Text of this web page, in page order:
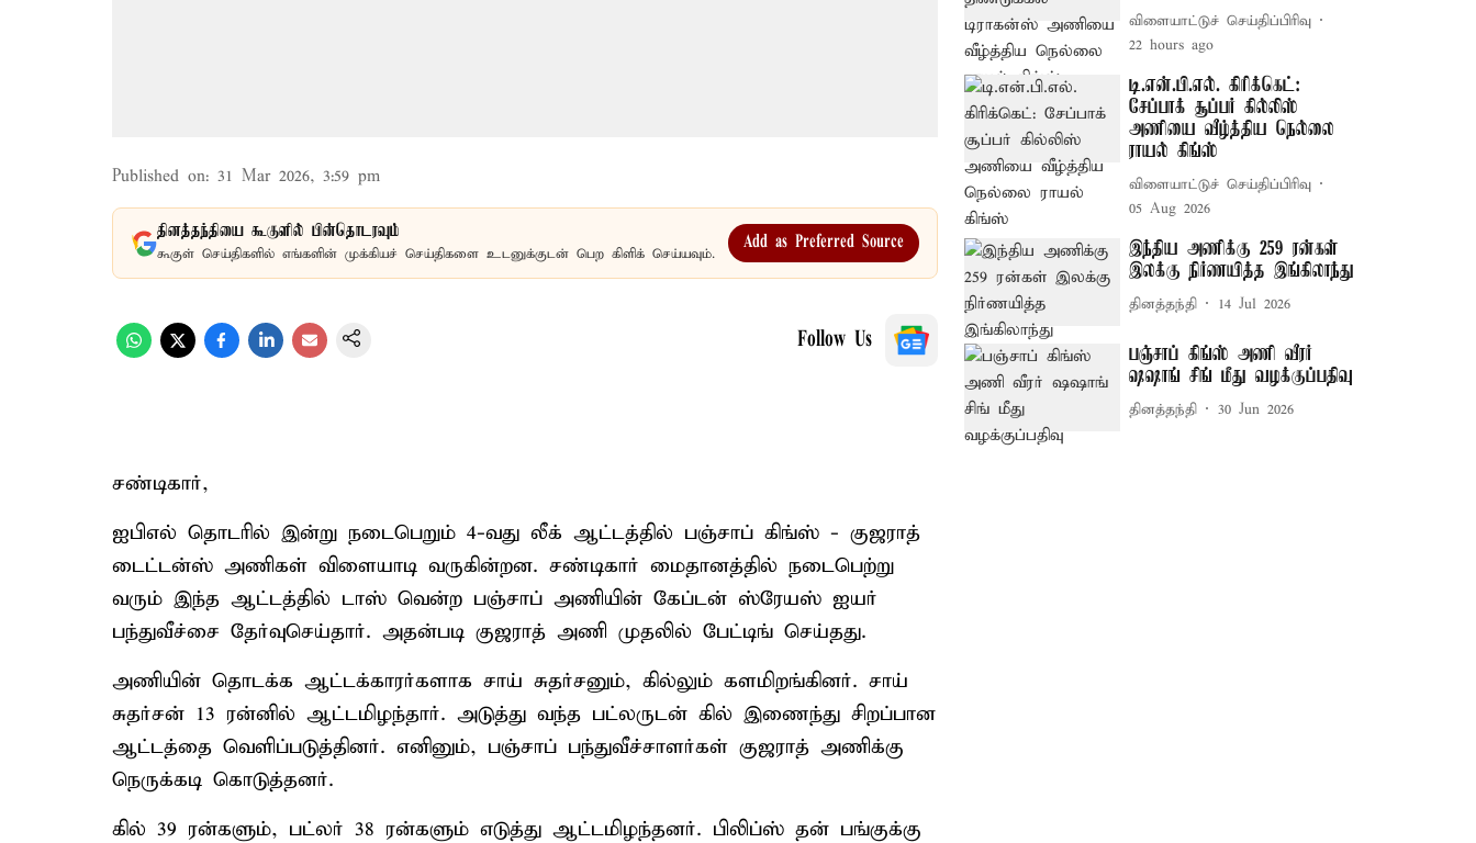
Published on: 31 Mar 2026, 3:59 pm
தினத்தந்தியை கூகுளில் பின்தொடரவும்
கூகுள் செய்திகளில் எங்களின் முக்கியச் செய்திகளை உடனுக்குடன் பெற கிளிக் செய்யவும்.
Add as Preferred Source
Follow Us
சண்டிகார்,
ஐபிஎல் தொடரில் இன்று நடைபெறும் 4-வது லீக் ஆட்டத்தில் பஞ்சாப் கிங்ஸ் - குஜராத்
டைட்டன்ஸ் அணிகள் விளையாடி வருகின்றன. சண்டிகார் மைதானத்தில் நடைபெற்று
வரும் இந்த ஆட்டத்தில் டாஸ் வென்ற பஞ்சாப் அணியின் கேப்டன் ஸ்ரேயஸ் ஐயர்
பந்துவீச்சை தேர்வுசெய்தார். அதன்படி குஜராத் அணி முதலில் பேட்டிங் செய்தது.
அணியின் தொடக்க ஆட்டக்காரர்களாக சாய் சுதர்சனும், கில்லும் களமிறங்கினர். சாய்
சுதர்சன் 13 ரன்னில் ஆட்டமிழந்தார். அடுத்து வந்த பட்லருடன் கில் இணைந்து சிறப்பான
ஆட்டத்தை வெளிப்படுத்தினர். எனினும், பஞ்சாப் பந்துவீச்சாளர்கள் குஜராத் அணிக்கு
நெருக்கடி கொடுத்தனர்.
கில் 39 ரன்களும், பட்லர் 38 ரன்களும் எடுத்து ஆட்டமிழந்தனர். பிலிப்ஸ் தன் பங்குக்கு
விளையாட்டுச் செய்திப்பிரிவு
22 hours ago
டி.என்.பி.எல். கிரிக்கெட்:
சேப்பாக் சூப்பர் கில்லிஸ்
அணியை வீழ்த்திய நெல்லை
ராயல் கிங்ஸ்
விளையாட்டுச் செய்திப்பிரிவு
05 Aug 2026
இந்திய அணிக்கு 259 ரன்கள்
இலக்கு நிர்ணயித்த இங்கிலாந்து
தினத்தந்தி 14 Jul 2026
பஞ்சாப் கிங்ஸ் அணி வீரர்
ஷஷாங் சிங் மீது வழக்குப்பதிவு
தினத்தந்தி 30 Jun 2026